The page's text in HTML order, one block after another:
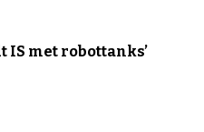
IS met robottanks’